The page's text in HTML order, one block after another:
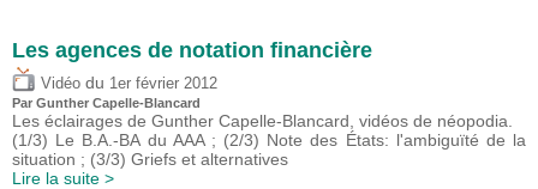
Les agences de notation financière
Vidéo du 1er février 2012
Par Gunther Capelle-Blancard
Les éclairages de Gunther Capelle-Blancard, vidéos de néopodia.
(1/3) Le B.A.-BA du AAA ; (2/3) Note des États: l'ambiguïté de la
situation ; (3/3) Griefs et alternatives
Lire la suite >